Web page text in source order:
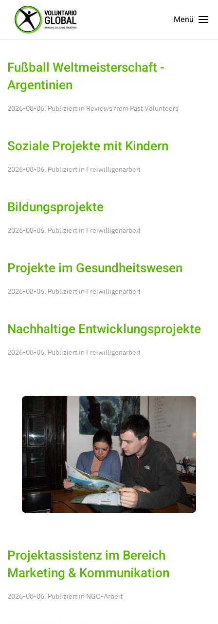
Menü
Fußball Weltmeisterschaft -
Argentinien
2026-08-06. Publiziert in Reviews from Past Volunteers
Soziale Projekte mit Kindern
2026-08-06. Publiziert in Freiwilligenarbeit
Bildungsprojekte
2026-08-06. Publiziert in Freiwilligenarbeit
Projekte im Gesundheitswesen
2026-08-06. Publiziert in Freiwilligenarbeit
Nachhaltige Entwicklungsprojekte
2026-08-06. Publiziert in Freiwilligenarbeit
Projektassistenz im Bereich
Marketing & Kommunikation
2026-08-06. Publiziert in NGO-Arbeit